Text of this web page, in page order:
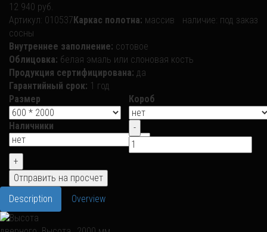
12 940 руб.
наличие: под заказ
Артикул: 010537Каркас полотна: массив
сосны
Внутреннее заполнение: сотовое
Облицовка: белая эмаль или слоновая кость
Продукция сертифицирована: да
Гарантийный срок: 1 год
Размер
Короб
Наличники
Description Overview